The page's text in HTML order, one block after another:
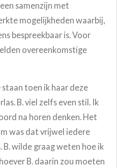
samenzijn met
mogelijkheden waarbij,
bespreekbaar is. Voor
overeenkomstige
staan toen ik haar deze
B. viel zelfs even stil. Ik
na horen denken. Het
was dat vrijwel iedere
B. wilde graag weten hoe ik
B. daarin zou moeten